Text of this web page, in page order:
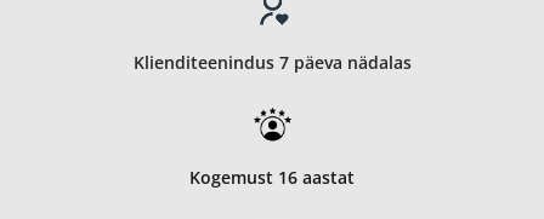
Klienditeenindus 7 päeva nädalas
Kogemust 16 aastat